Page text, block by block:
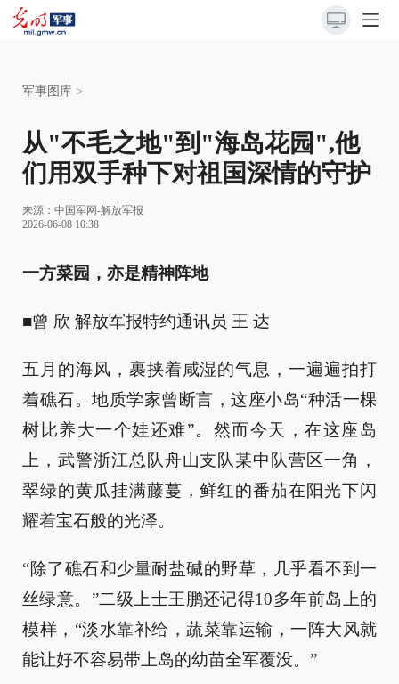
军事图库 >
从"不毛之地"到"海岛花园",他
们用双手种下对祖国深情的守护
来源： 中国军网-解放军报
2026-06-08 10:38
一方菜园，亦是精神阵地
■曾 欣 解放军报特约通讯员 王 达
五月的海风，裹挟着咸湿的气息，一遍遍拍打
着礁石。地质学家曾断言，这座小岛“种活一棵
树比养大一个娃还难”。然而今天，在这座岛
上，武警浙江总队舟山支队某中队营区一角，
翠绿的黄瓜挂满藤蔓，鲜红的番茄在阳光下闪
耀着宝石般的光泽。
“除了礁石和少量耐盐碱的野草，几乎看不到一
丝绿意。”二级上士王鹏还记得10多年前岛上的
模样，“淡水靠补给，蔬菜靠运输，一阵大风就
能让好不容易带上岛的幼苗全军覆没。”